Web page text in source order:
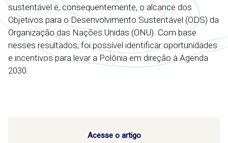
sustentável e, consequentemente, o alcance dos
Objetivos para o Desenvolvimento Sustentável (ODS) da
Organização das Nações Unidas (ONU). Com base
nesses resultados, foi possível identificar oportunidades
e incentivos para levar a Polônia em direção à Agenda
2030.
Acesse o artigo